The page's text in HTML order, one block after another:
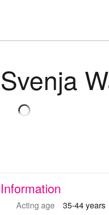
Svenja
Information
Acting age
35-44 years